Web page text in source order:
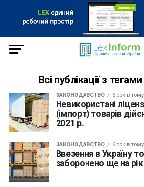
Всі публікації з
ЗАКОНОДАВСТВО 6 років тому
Невикористані
(імпорт) товарів
2021 р.
ЗАКОНОДАВСТВО 6 років тому
Ввезення в Україну
заборонено ще на рік